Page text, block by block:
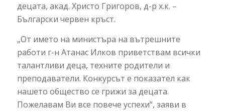
децата, акад. Христо Григоров, д-р х.к. –
Български червен кръст.
„От името на министъра на вътрешните
работи г-н Атанас Илков приветствам всички
талантливи деца, техните родители и
преподаватели. Конкурсът е показател как
нашето общество се грижи за децата.
Пожелавам Ви все повече успехи“, заяви в